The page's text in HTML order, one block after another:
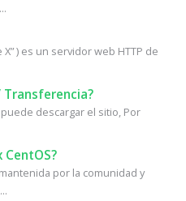
) es un servidor web HTTP de
Transferencia?
descargar el sitio, Por
CentOS?
por la comunidad y